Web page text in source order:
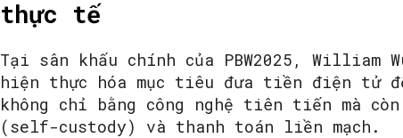
thực tế
Tại sân khấu chính của PBW2025,
hiện thực hóa mục tiêu đưa tiền điện tử
không chỉ bằng công nghệ tiên tiến mà
(self-custody) và thanh toán liền mạch.